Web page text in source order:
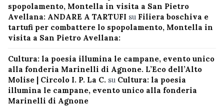
spopolamento, Montella in visita a San Pietro
Avellana: ANDARE A TARTUFI su Filiera boschiva e
tartufi per combattere lo spopolamento, Montella in
visita a San Pietro Avellana:
Cultura: la poesia illumina le campane, evento unico
alla fonderia Marinelli di Agnone. L’Eco dell’Alto
Molise | Circolo I. P. La C. su Cultura: la poesia
illumina le campane, evento unico alla fonderia
Marinelli di Agnone